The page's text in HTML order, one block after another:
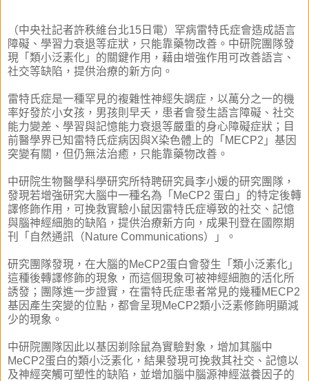
（中央社記者許秩維台北15日電）罕病雷特氏症會造成語言
障礙、學習力衰退等症狀，只能靠藥物改善。中研院團隊發
現「類小泛素化」的關鍵作用，藉由增強作用可改善語言、
社交等缺陷，提供治療的新方向。
雷特氏症是一種罕見的複雜性神經失調症，以萬分之一的機
率好發於小女孩，男孩則早夭，患者會發生語言障礙、社交
能力變差、學習與記憶能力衰退等嚴重的身心障礙症狀；目
前醫學界已知雷特氏症病因與X染色體上的「MECP2」基因
突變有關，但仍無法治癒，只能靠藥物改善。
中研院生物醫學科學研究所特聘研究員李小媛的研究團隊，
發現若增強研究大腦中一種名為「MeCP2 蛋白」的特定後轉
譯修飾作用，可挽救實驗小鼠因雷特氏症導致的社交、記憶
與腦神經細胞的缺陷，提供治療新方向，成果刊登在國際期
刊「自然通訊（Nature Communications）」。
研究團隊發現，在大腦的MeCP2蛋白會發生「類小泛素化」
這種後轉譯修飾的現象，而這個現象可被神經細胞的活化所
誘發；團隊進一步證實，在雷特氏症患者常見的幾種MECP2
基因產生突變的位點，都會呈現MeCP2類小泛素修飾明顯減
少的現象。
中研院團隊因此以基因剃除鼠為實驗對象，增加其腦中
MeCP2蛋白的類小泛素化，結果發現可挽救其社交、記憶以
及神經突觸可塑性的缺陷，並增加腦中腦源神經滋養因子的